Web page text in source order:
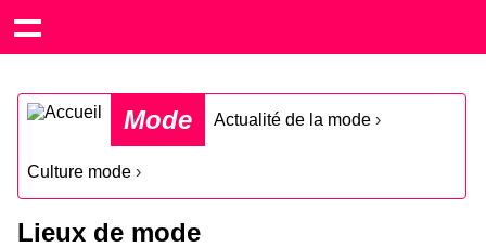
Mode Actualité de la mode ›
Culture mode ›
Lieux de mode